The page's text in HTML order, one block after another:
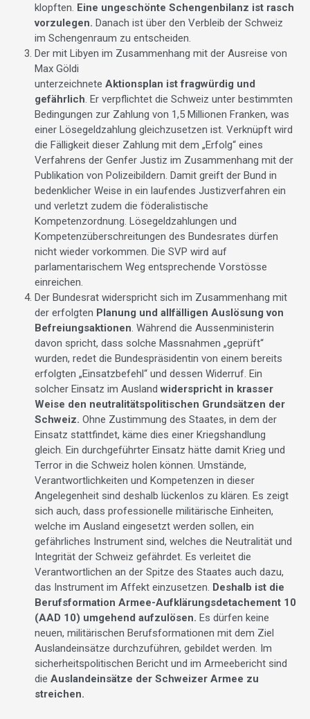
klopften. Eine ungeschönte Schengenbilanz ist rasch
vorzulegen. Danach ist über den Verbleib der Schweiz
im Schengenraum zu entscheiden.
Der mit Libyen im Zusammenhang mit der Ausreise von
Max Göldi
unterzeichnete Aktionsplan ist fragwürdig und
gefährlich. Er verpflichtet die Schweiz unter bestimmten
Bedingungen zur Zahlung von 1,5 Millionen Franken, was
einer Lösegeldzahlung gleichzusetzen ist. Verknüpft wird
die Fälligkeit dieser Zahlung mit dem „Erfolg“ eines
Verfahrens der Genfer Justiz im Zusammenhang mit der
Publikation von Polizeibildern. Damit greift der Bund in
bedenklicher Weise in ein laufendes Justizverfahren ein
und verletzt zudem die föderalistische
Kompetenzordnung. Lösegeldzahlungen und
Kompetenzüberschreitungen des Bundesrates dürfen
nicht wieder vorkommen. Die SVP wird auf
parlamentarischem Weg entsprechende Vorstösse
einreichen.
Der Bundesrat widerspricht sich im Zusammenhang mit
der erfolgten Planung und allfälligen Auslösung von
Befreiungsaktionen. Während die Aussenministerin
davon spricht, dass solche Massnahmen „geprüft“
wurden, redet die Bundespräsidentin von einem bereits
erfolgten „Einsatzbefehl“ und dessen Widerruf. Ein
solcher Einsatz im Auslandwiderspricht in krasser
Weise den neutralitätspolitischen Grundsätzen der
Schweiz. Ohne Zustimmung des Staates, in dem der
Einsatz stattfindet, käme dies einer Kriegshandlung
gleich. Ein durchgeführter Einsatz hätte damit Krieg und
Terror in die Schweiz holen können. Umstände,
Verantwortlichkeiten und Kompetenzen in dieser
Angelegenheit sind deshalb lückenlos zu klären. Es zeigt
sich auch, dass professionelle militärische Einheiten,
welche im Ausland eingesetzt werden sollen, ein
gefährliches Instrument sind, welches die Neutralität und
Integrität der Schweiz gefährdet. Es verleitet die
Verantwortlichen an der Spitze des Staates auch dazu,
das Instrument im Affekt einzusetzen. Deshalb ist die
Berufsformation Armee-Aufklärungsdetachement 10
(AAD 10) umgehend aufzulösen. Es dürfen keine
neuen, militärischen Berufsformationen mit dem Ziel
Auslandeinsätze durchzuführen, gebildet werden. Im
sicherheitspolitischen Bericht und im Armeebericht sind
die Auslandeinsätze der Schweizer Armee zu
streichen.